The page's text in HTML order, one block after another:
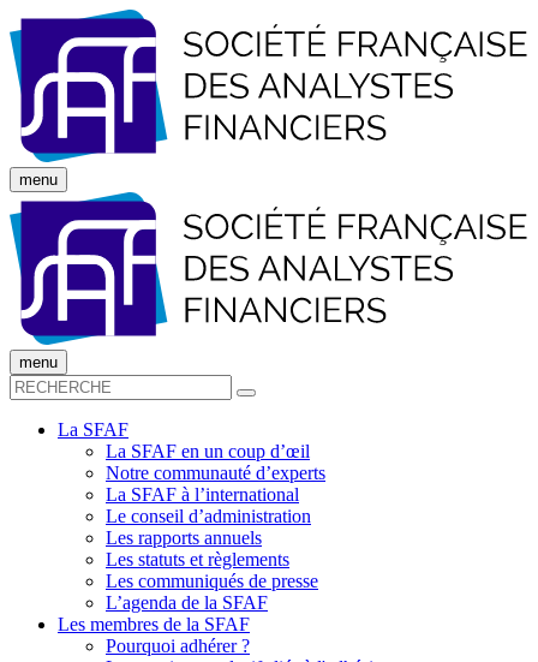
menu
menu
La SFAF
La SFAF en un coup d’œil
Notre communauté d’experts
La SFAF à l’international
Le conseil d’administration
Les rapports annuels
Les statuts et règlements
Les communiqués de presse
L’agenda de la SFAF
Les membres de la SFAF
Pourquoi adhérer ?